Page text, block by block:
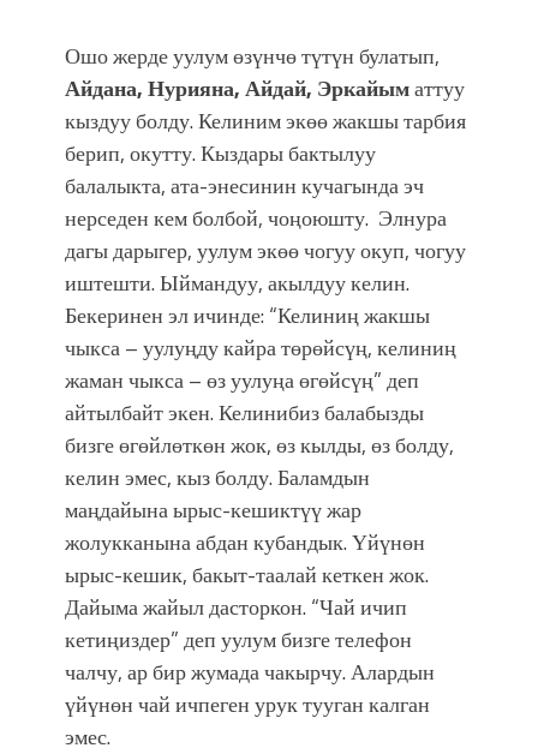
Ошо жерде уулум өзүнчө түтүн булатып,
Айдана, Нурияна, Айдай, Эркайыматтуу
кыздуу болду. Келиним экөө жакшы тарбия
берип, окутту. Кыздары бактылуу
балалыкта, ата-энесинин кучагында эч
нерседен кем болбой, чоңоюшту. Элнура
дагы дарыгер, уулум экөө чогуу окуп, чогуу
иштешти. Ыймандуу, акылдуу келин.
Бекеринен эл ичинде: “Келиниң жакшы
чыкса – уулуңду кайра төрөйсүң, келиниң
жаман чыкса – өз уулуңа өгөйсүң” деп
айтылбайт экен. Келинибиз балабызды
бизге өгөйлөткөн жок, өз кылды, өз болду,
келин эмес, кыз болду. Баламдын
маңдайына ырыс-кешиктүү жар
жолукканына абдан кубандык. Үйүнөн
ырыс-кешик, бакыт-таалай кеткен жок.
Дайыма жайыл дасторкон. “Чай ичип
кетиңиздер” деп уулум бизге телефон
чалчу, ар бир жумада чакырчу. Алардын
үйүнөн чай ичпеген урук тууган калган
эмес.